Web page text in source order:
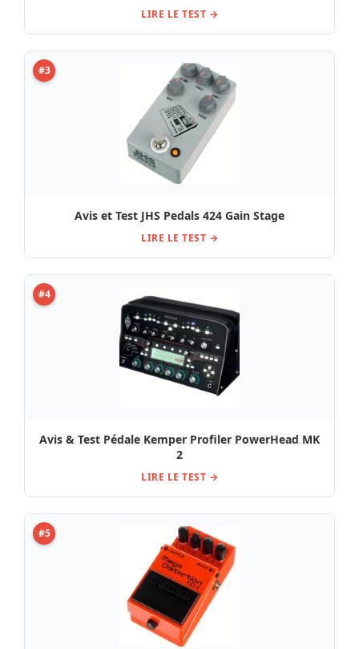
LIRE LE TEST →
#3
Avis et Test JHS Pedals 424 Gain Stage
LIRE LE TEST →
#4
Avis & Test Pédale Kemper Profiler PowerHead MK
2
LIRE LE TEST →
#5